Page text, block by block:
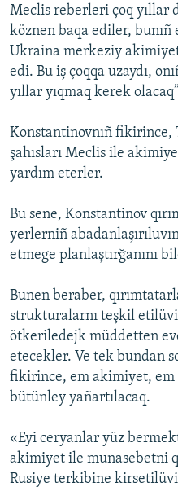
Meclis reberleri çoq yıllar
köznen baqa ediler, bunıñ
Ukraina merkeziy
edi. Bu iş çoqqa uzaydı,
yıllar yıqmaq kerek
Konstantinovnıñ fikirince,
şahısları Meclis ile
yardım eterler.
Bu sene, Konstantinov
yerlerniñ
etmege planlaştırğanını
Bunen beraber,
strukturalarnı teşkil
ötkeriledejk müddetten
etecekler. Ve tek bundan
fikirince, em akimiyet, em
bütünley yañartılacaq.
«Eyi ceryanlar yüz
akimiyet ile munasebetni
Rusiye terkibine